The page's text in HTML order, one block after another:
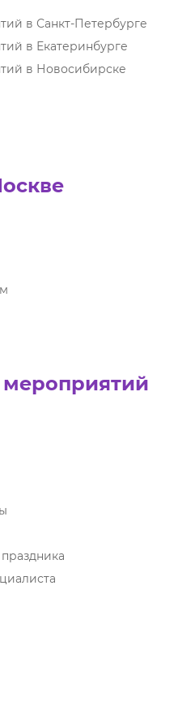
в Санкт-Петербурге
в Екатеринбурге
в Новосибирске